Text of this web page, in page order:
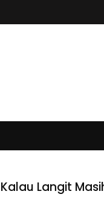
Kalau Langit